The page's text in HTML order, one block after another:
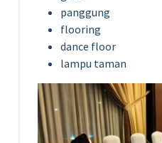
panggung
flooring
dance floor
lampu taman